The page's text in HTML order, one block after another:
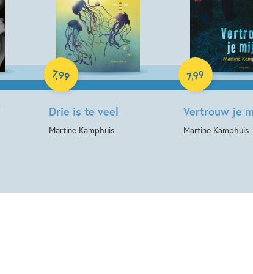
Drie is te veel
Martine Kamphuis
7,99
E-book
Vertrouw je
Martine Kamphuis
7,99
E-book